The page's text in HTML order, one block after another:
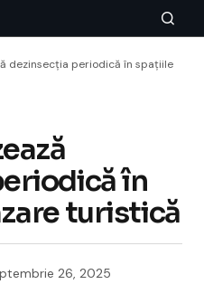
dezinsecția periodică în spațiile
în
turistică
26, 2025